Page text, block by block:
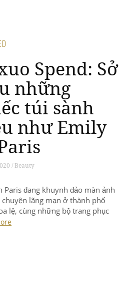
Spend: Sở
những
túi sành
như Emily
/ Beauty
Paris đang khuynh đảo màn ảnh
lãng mạn ở thành phố
lệ, cùng những bộ trang phục
nào bắt mắt hơn.